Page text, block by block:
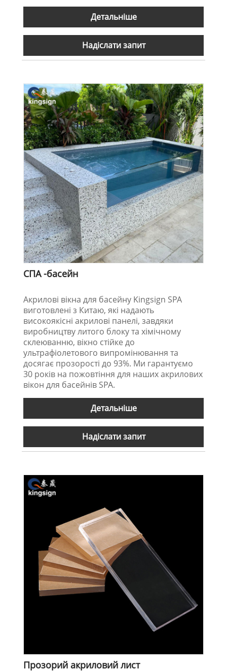
Детальніше
Надіслати запит
СПА -басейн
Акрилові вікна для басейну Kingsign SPA
виготовлені з Китаю, які надають
високоякісні акрилові панелі, завдяки
виробництву литого блоку та хімічному
склеюванню, вікно стійке до
ультрафіолетового випромінювання та
досягає прозорості до 93%. Ми гарантуємо
30 років на пожовтіння для наших акрилових
вікон для басейнів SPA.
Детальніше
Надіслати запит
Прозорий акриловий лист